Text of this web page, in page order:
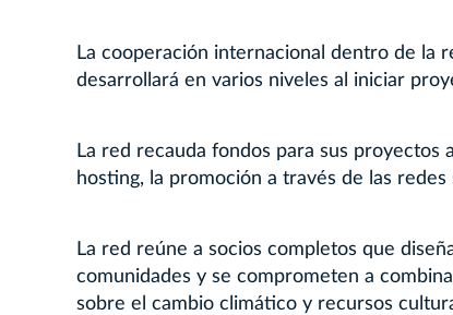
La cooperación internacional dentro de la
desarrollará en varios niveles al iniciar
La red recauda fondos para sus proyectos
hosting, la promoción a través de las
La red reúne a socios completos que
comunidades y se comprometen a
sobre el cambio climático y recursos